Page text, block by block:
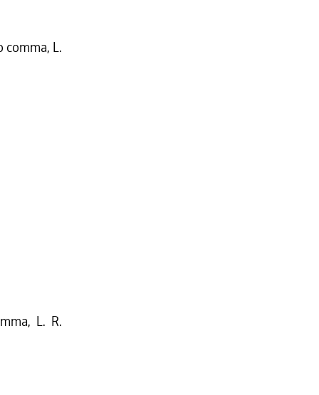
comma, L.
L. R.